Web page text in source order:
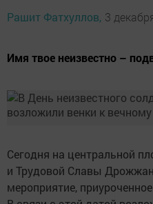
Рашит Фатхуллов, 3
Имя твое неизвестно –
Сегодня на центральной
и Трудовой Славы
мероприятие,